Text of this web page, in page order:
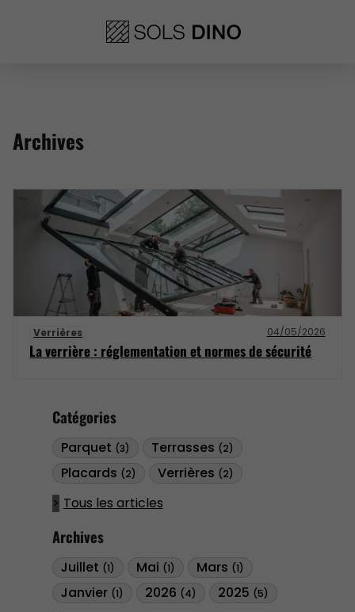
Catégories
Parquet (3) Terrasses (2)
Placards (2) Verrières (2)
Tous les articles
Archives
Juillet (1) Mai (1) Mars (1)
Janvier (1) 2026 (4) 2025 (5)
Archives
Verrières 04/05/2026
La verrière : réglementation et normes de sécurité